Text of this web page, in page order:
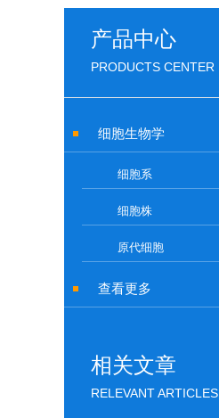
产品中心
PRODUCTS CENTER
细胞生物学
细胞系
细胞株
原代细胞
查看更多
相关文章
RELEVANT ARTICLES